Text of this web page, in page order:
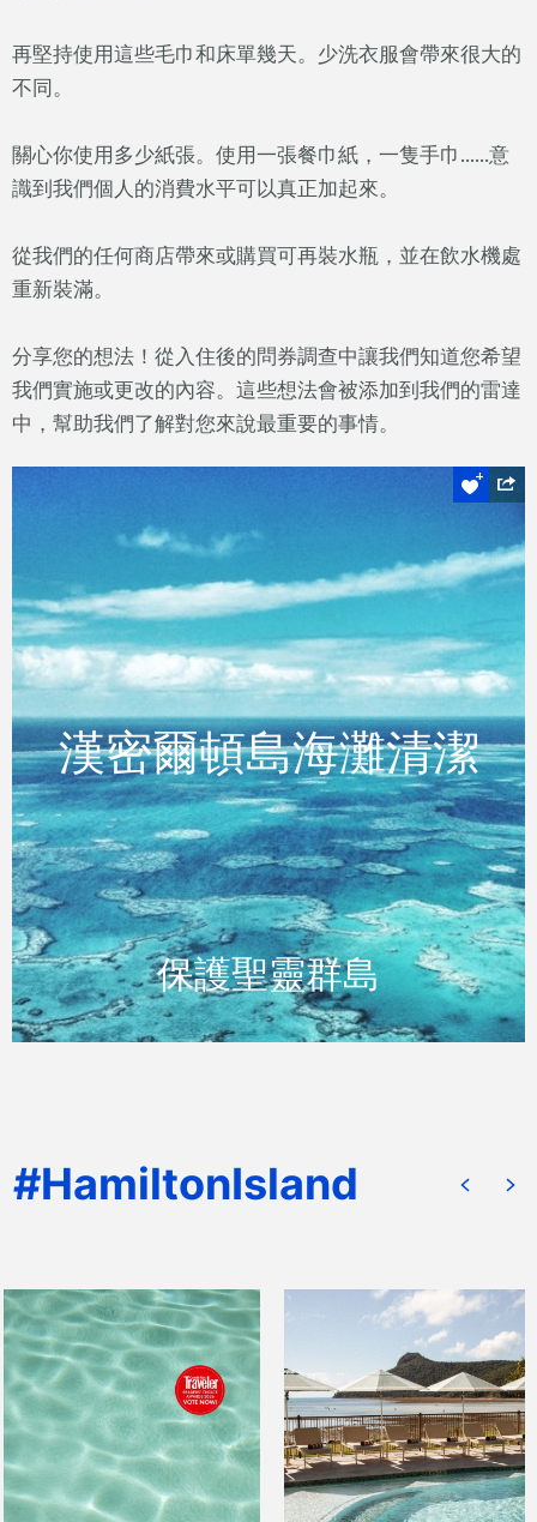
再堅持使用這些毛巾和床單幾天。少洗衣服會帶來很大的
不同。
關心你使用多少紙張。使用一張餐巾紙，一隻手巾......意
識到我們個人的消費水平可以真正加起來。
從我們的任何商店帶來或購買可再裝水瓶，並在飲水機處
重新裝滿。
分享您的想法！從入住後的問券調查中讓我們知道您希望
我們實施或更改的內容。這些想法會被添加到我們的雷達
中，幫助我們了解對您來說最重要的事情。
保護聖靈群島
漢密爾頓島海灘清潔
保護聖靈群島
漢密爾頓島海灘清潔
READ MORE